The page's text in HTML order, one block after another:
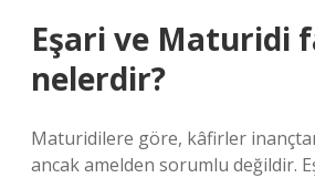
Eşari ve Maturidi
nelerdir?
Maturidilere göre, kâfirler
ancak amelden sorumlu değildir.